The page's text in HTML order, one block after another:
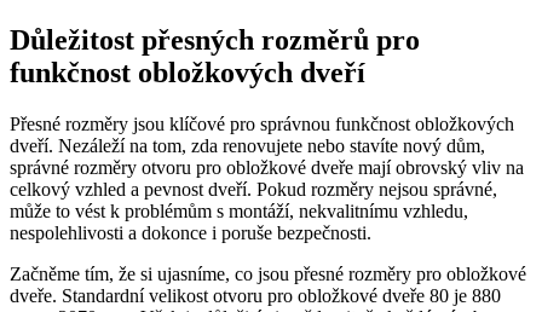
Důležitost přesných rozměrů pro
funkčnost obložkových dveří
Přesné rozměry jsou klíčové pro správnou funkčnost obložkových
dveří. Nezáleží na tom, zda renovujete nebo stavíte nový dům,
správné rozměry otvoru pro obložkové dveře mají obrovský vliv na
celkový vzhled a pevnost dveří. Pokud rozměry nejsou správné,
může to vést k problémům s montáží, nekvalitnímu vzhledu,
nespolehlivosti a dokonce i poruše bezpečnosti.
Začněme tím, že si ujasníme, co jsou přesné rozměry pro obložkové
dveře. Standardní velikost otvoru pro obložkové dveře 80 je 880